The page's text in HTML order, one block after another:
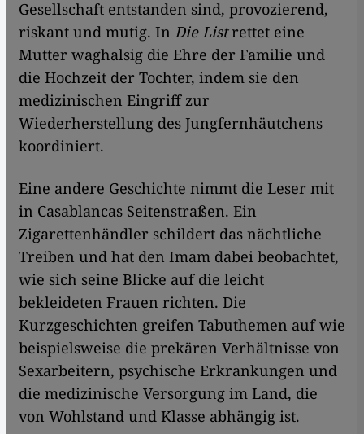
Gesellschaft entstanden sind, provozierend,
riskant und mutig. In Die Listrettet eine
Mutter waghalsig die Ehre der Familie und
die Hochzeit der Tochter, indem sie den
medizinischen Eingriff zur
Wiederherstellung des Jungfernhäutchens
koordiniert.
Eine andere Geschichte nimmt die Leser mit
in Casablancas Seitenstraßen. Ein
Zigarettenhändler schildert das nächtliche
Treiben und hat den Imam dabei beobachtet,
wie sich seine Blicke auf die leicht
bekleideten Frauen richten. Die
Kurzgeschichten greifen Tabuthemen auf wie
beispielsweise die prekären Verhältnisse von
Sexarbeitern, psychische Erkrankungen und
die medizinische Versorgung im Land, die
von Wohlstand und Klasse abhängig ist.